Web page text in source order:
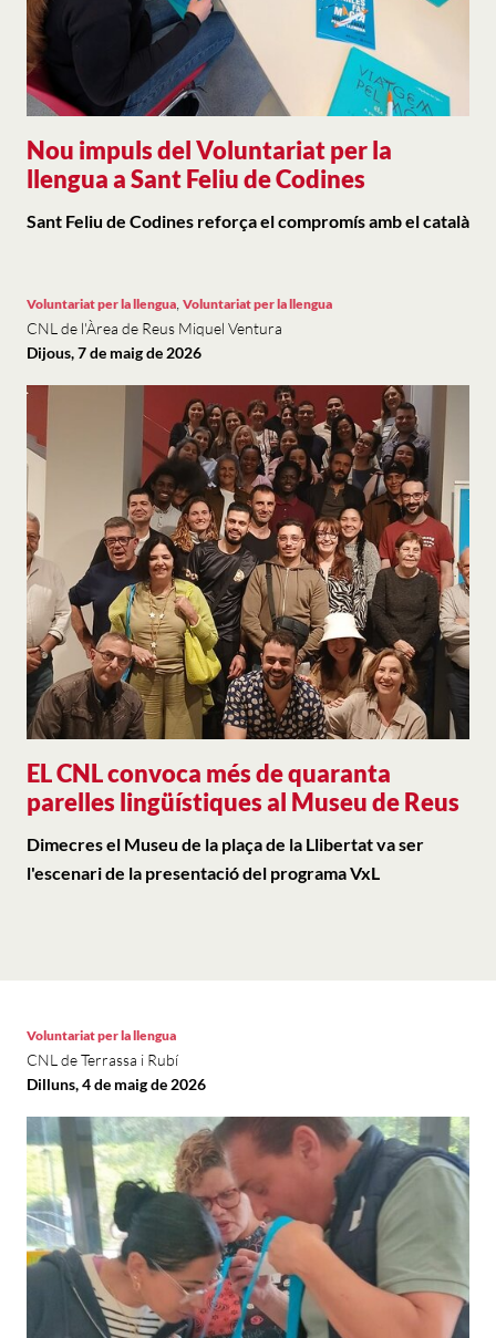
Nou impuls del Voluntariat per la
llengua a Sant Feliu de Codines
Sant Feliu de Codines reforça el compromís amb el català
EL CNL convoca més de quaranta
parelles lingüístiques al Museu de Reus
Voluntariat per la llengua, Voluntariat per la llengua
CNL de l'Àrea de Reus Miquel Ventura
Dijous, 7 de maig de 2026
Dimecres el Museu de la plaça de la Llibertat va ser
l'escenari de la presentació del programa VxL
Voluntariat per la llengua
CNL de Terrassa i Rubí
Dilluns, 4 de maig de 2026